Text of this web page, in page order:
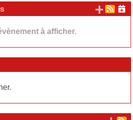
à afficher.
+